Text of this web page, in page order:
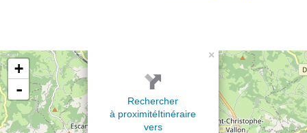
×
Rechercher
à proximitéItinéraire
vers
+
-